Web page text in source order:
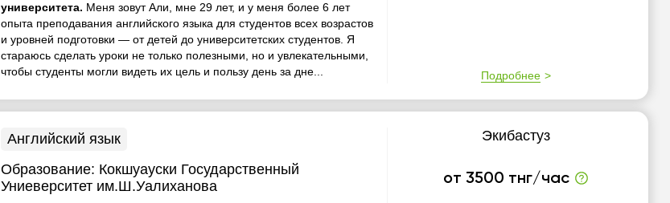
университета. Меня зовут Али, мне 29 лет, и у меня более 6 лет
опыта преподавания английского языка для студентов всех возрастов
и уровней подготовки — от детей до университетских студентов. Я
стараюсь сделать уроки не только полезными, но и увлекательными,
чтобы студенты могли видеть их цель и пользу день за дне...
Подробнее
Английский язык
Образование: Кокшуауски Государственный
Униеверситет им.Ш.Уалиханова
Экибастуз
от 3500 тнг/час